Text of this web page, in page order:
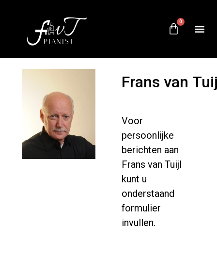
0
Frans van
Voor
persoonlijke
berichten aan
Frans van Tuijl
kunt u
onderstaand
formulier
invullen.